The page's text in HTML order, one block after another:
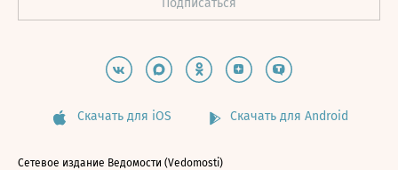
Скачать для iOS Скачать для Android
Сетевое издание Ведомости (Vedomosti)